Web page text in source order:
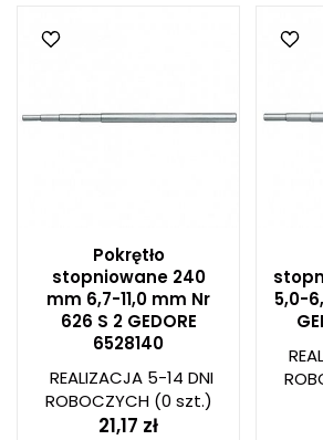
Pokrętło
stopniowane 240
mm 6,7-11,0 mm Nr
626 S 2 GEDORE
6528140
REALIZACJA 5-14 DNI
ROBOCZYCH(0 szt.)
21,17 zł
5,0-